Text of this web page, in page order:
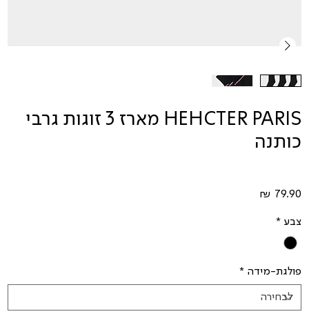
HEHCTER PARIS מארז 3 זוגות גרבי
כותנה
צבע *
פולגת-מידה *